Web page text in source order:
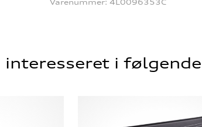
interesseret i